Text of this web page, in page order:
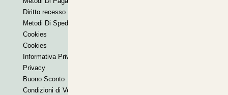
Diritto recesso
Metodi Di Spedizione
Cookies
Cookies
Informativa Privacy
Privacy
Buono Sconto
Condizioni di Vendita